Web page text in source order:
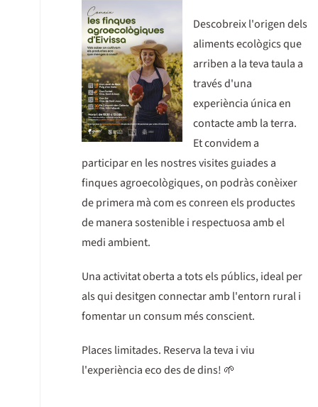
Descobreix l'origen dels
aliments ecològics que
arriben a la teva taula a
través d'una
experiència única en
contacte amb la terra.
Et convidem a
participar en les nostres visites guiades a
finques agroecològiques, on podràs conèixer
de primera mà com es conreen els productes
de manera sostenible i respectuosa amb el
medi ambient.
Una activitat oberta a tots els públics, ideal per
als qui desitgen connectar amb l'entorn rural i
fomentar un consum més conscient.
Places limitades. Reserva la teva i viu
l'experiència eco des de dins! 🌱